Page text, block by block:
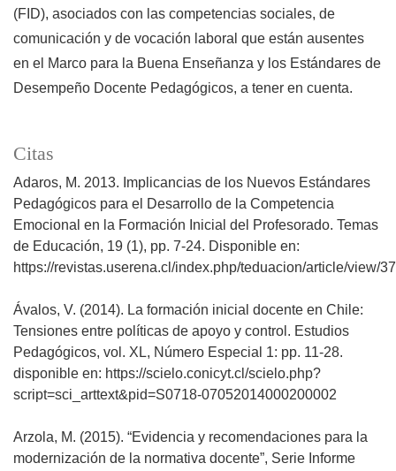
(FID), asociados con las competencias sociales, de
comunicación y de vocación laboral que están ausentes
en el Marco para la Buena Enseñanza y los Estándares de
Desempeño Docente Pedagógicos, a tener en cuenta.
Citas
Adaros, M. 2013. Implicancias de los Nuevos Estándares
Pedagógicos para el Desarrollo de la Competencia
Emocional en la Formación Inicial del Profesorado. Temas
de Educación, 19 (1), pp. 7-24. Disponible en:
https://revistas.userena.cl/index.php/teduacion/article/view/
Ávalos, V. (2014). La formación inicial docente en Chile:
Tensiones entre políticas de apoyo y control. Estudios
Pedagógicos, vol. XL, Número Especial 1: pp. 11-28.
disponible en: https://scielo.conicyt.cl/scielo.php?
script=sci_arttext&pid=S0718-07052014000200002
Arzola, M. (2015). “Evidencia y recomendaciones para la
modernización de la normativa docente”, Serie Informe